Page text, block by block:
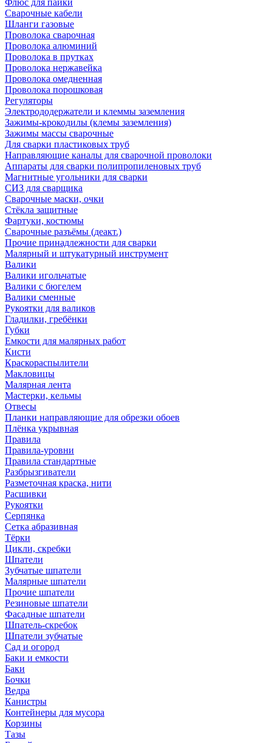
Флюс для пайки
Сварочные кабели
Шланги газовые
Проволока сварочная
Проволока алюминий
Проволока в прутках
Проволока нержавейка
Проволока омедненная
Проволока порошковая
Регуляторы
Электрододержатели и клеммы заземления
Зажимы-крокодилы (клемы заземления)
Зажимы массы сварочные
Для сварки пластиковых труб
Направляющие каналы для сварочной проволоки
Аппараты для сварки полипропиленовых труб
Магнитные угольники для сварки
СИЗ для сварщика
Сварочные маски, очки
Стёкла защитные
Фартуки, костюмы
Сварочные разъёмы (деакт.)
Прочие принадлежности для сварки
Малярный и штукатурный инструмент
Валики
Валики игольчатые
Валики с бюгелем
Валики сменные
Рукоятки для валиков
Гладилки, гребёнки
Губки
Емкости для малярных работ
Кисти
Краскораспылители
Макловицы
Малярная лента
Мастерки, кельмы
Отвесы
Планки направляющие для обрезки обоев
Плёнка укрывная
Правила
Правила-уровни
Правила стандартные
Разбрызгиватели
Разметочная краска, нити
Расшивки
Рукоятки
Серпянка
Сетка абразивная
Тёрки
Цикли, скребки
Шпатели
Зубчатые шпатели
Малярные шпатели
Прочие шпатели
Резиновые шпатели
Фасадные шпатели
Шпатель-скребок
Шпатели зубчатые
Сад и огород
Баки и емкости
Баки
Бочки
Ведра
Канистры
Контейнеры для мусора
Корзины
Тазы